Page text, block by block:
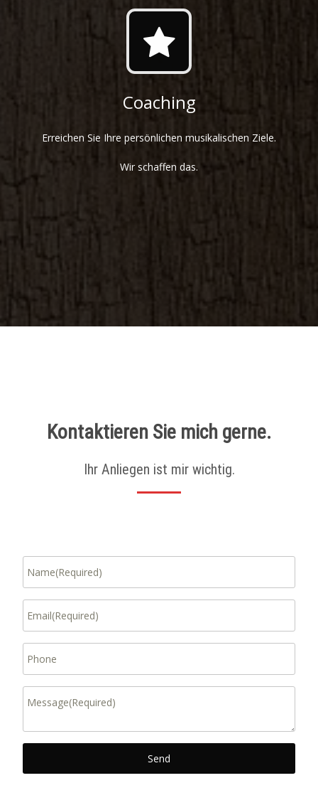
Coaching
Erreichen Sie Ihre persönlichen musikalischen Ziele.
Wir schaffen das.
Kontaktieren Sie mich gerne.
Ihr Anliegen ist mir wichtig.